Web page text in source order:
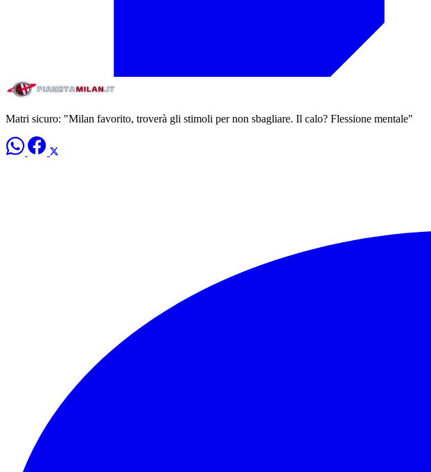
Matri sicuro: "Milan favorito, troverà gli stimoli per non sbagliare. Il calo? Flessione mentale"